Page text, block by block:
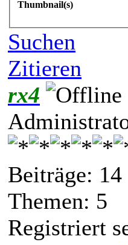
Thumbnail(s)
Suchen
Zitieren
rx4
Beiträge: 14
Themen: 5
Registriert